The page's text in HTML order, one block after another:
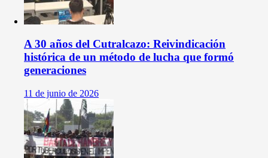
A 30 años del Cutralcazo: Reivindicación
histórica de un método de lucha que formó
generaciones
11 de junio de 2026